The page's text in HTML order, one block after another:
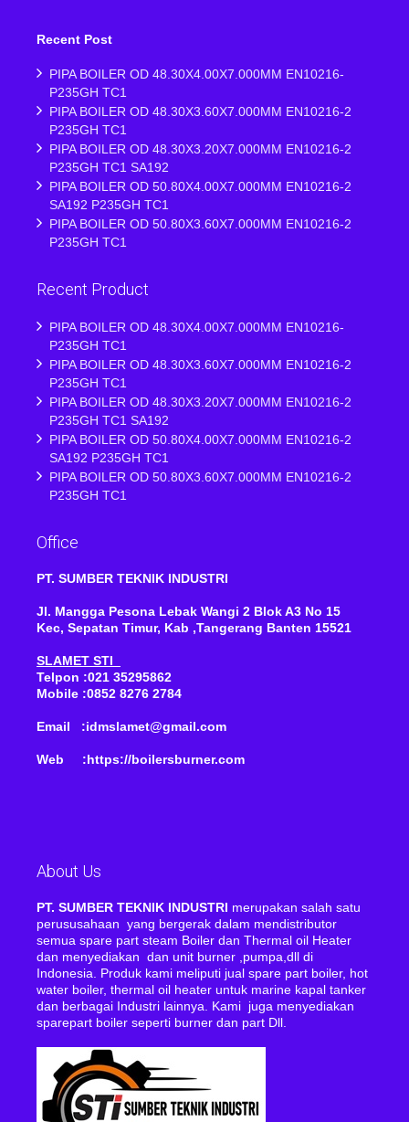
Recent Post
PIPA BOILER OD 48.30X4.00X7.000MM EN10216-
P235GH TC1
PIPA BOILER OD 48.30X3.60X7.000MM EN10216-2
P235GH TC1
PIPA BOILER OD 48.30X3.20X7.000MM EN10216-2
P235GH TC1 SA192
PIPA BOILER OD 50.80X4.00X7.000MM EN10216-2
SA192 P235GH TC1
PIPA BOILER OD 50.80X3.60X7.000MM EN10216-2
P235GH TC1
Recent Product
PIPA BOILER OD 48.30X4.00X7.000MM EN10216-
P235GH TC1
PIPA BOILER OD 48.30X3.60X7.000MM EN10216-2
P235GH TC1
PIPA BOILER OD 48.30X3.20X7.000MM EN10216-2
P235GH TC1 SA192
PIPA BOILER OD 50.80X4.00X7.000MM EN10216-2
SA192 P235GH TC1
PIPA BOILER OD 50.80X3.60X7.000MM EN10216-2
P235GH TC1
Office
PT. SUMBER TEKNIK INDUSTRI
Jl. Mangga Pesona Lebak Wangi 2 Blok A3 No 15
Kec, Sepatan Timur, Kab ,Tangerang Banten 15521
SLAMET STI
Telpon :021 35295862
Mobile :0852 8276 2784
Email :idmslamet@gmail.com
Web :https://boilersburner.com
About Us
PT. SUMBER TEKNIK INDUSTRI merupakan salah satu
perususahaan yang bergerak dalam mendistributor
semua spare part steam Boiler dan Thermal oil Heater
dan menyediakan dan unit burner ,pumpa,dll di
Indonesia. Produk kami meliputi jual spare part boiler, hot
water boiler, thermal oil heater untuk marine kapal tanker
dan berbagai Industri lainnya. Kami juga menyediakan
sparepart boiler seperti burner dan part Dll.